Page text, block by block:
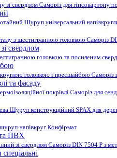
зі свердлом Саморіз для гіпсокартону
Шуруп універсальний
з шестигранною головкою Саморіз
свердлом
головкою та посиленим
головкою і пресшайбою Саморіз
та фасаду
покрівлі Саморіз для
Шуруп конструкційний SPAX для
напівкруг Конфірмат
та ПВХ
зі свердлом Саморіз DIN 7504 P з